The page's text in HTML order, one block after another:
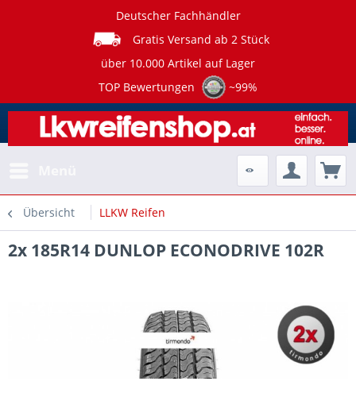
Deutscher Fachhändler
Gratis Versand ab 2 Stück
über 10.000 Artikel auf Lager
TOP Bewertungen
~99%
Übersicht LLKW Reifen
2x 185R14 DUNLOP ECONODRIVE 102R